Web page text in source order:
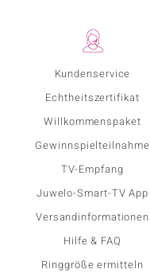
Kundenservice
Echtheitszertifikat
Willkommenspaket
Gewinnspielteilnahme
TV-Empfang
Juwelo-Smart-TV App
Versandinformationen
Hilfe & FAQ
Ringgröße ermitteln